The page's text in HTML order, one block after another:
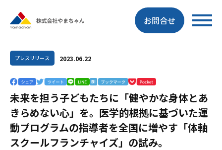
お問合せ
プレスリリース 2023.06.22
未来を担う子どもたちに「健やかな身体とあ
きらめない心」を。医学的根拠に基づいた運
動プログラムの指導者を全国に増やす「体軸
スクールフランチャイズ」の試み。